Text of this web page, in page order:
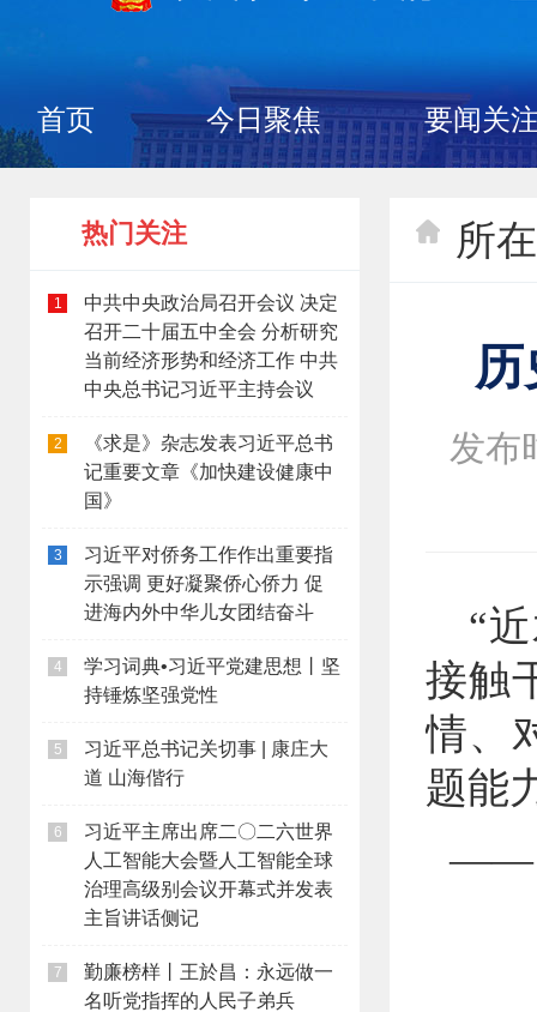
首页 今日聚焦 要闻关
热门关注
1
中共中央政治局召开会议 决定
召开二十届五中全会 分析研究
当前经济形势和经济工作 中共
中央总书记习近平主持会议
2
《求是》杂志发表习近平总书
记重要文章《加快建设健康中
国》
3
习近平对侨务工作作出重要指
示强调 更好凝聚侨心侨力 促
进海内外中华儿女团结奋斗
4
学习词典•习近平党建思想丨坚
持锤炼坚强党性
5
习近平总书记关切事 | 康庄大
道 山海偕行
6
习近平主席出席二〇二六世界
人工智能大会暨人工智能全球
治理高级别会议开幕式并发表
主旨讲话侧记
7
勤廉榜样丨王於昌：永远做一
名听党指挥的人民子弟兵
所
发布
“
接触
情、
题能
——